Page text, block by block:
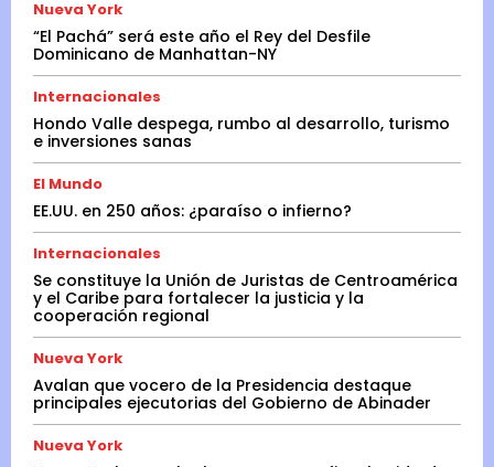
Nueva York
“El Pachá” será este año el Rey del Desfile
Dominicano de Manhattan-NY
Internacionales
Hondo Valle despega, rumbo al desarrollo, turismo
e inversiones sanas
El Mundo
EE.UU. en 250 años: ¿paraíso o infierno?
Internacionales
Se constituye la Unión de Juristas de Centroamérica
y el Caribe para fortalecer la justicia y la
cooperación regional
Nueva York
Avalan que vocero de la Presidencia destaque
principales ejecutorias del Gobierno de Abinader
Nueva York